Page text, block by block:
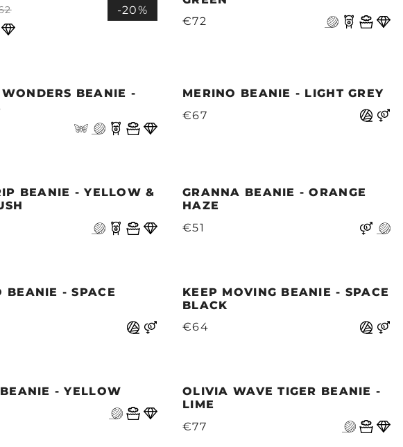
-20%
€72
BEANIE -
MERINO BEANIE - LIGHT GREY
€67
BEANIE - YELLOW &
GRANNA BEANIE - ORANGE
HAZE
€51
BEANIE - SPACE
KEEP MOVING BEANIE - SPACE
BLACK
€64
- YELLOW
OLIVIA WAVE TIGER BEANIE -
LIME
€77